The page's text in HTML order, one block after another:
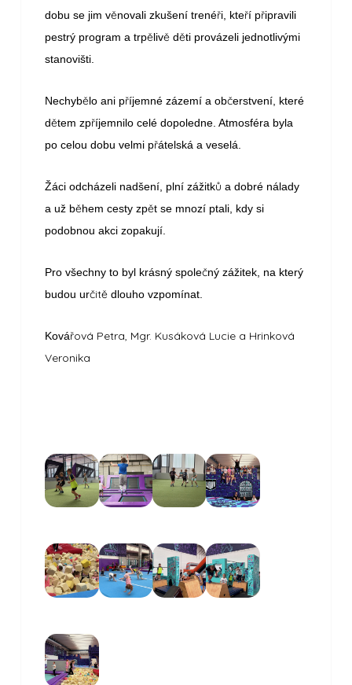
dobu se jim věnovali zkušení trenéři, kteří připravili
pestrý program a trpělivě děti provázeli jednotlivými
stanovišti.
Nechybělo ani příjemné zázemí a občerstvení, které
dětem zpříjemnilo celé dopoledne. Atmosféra byla
po celou dobu velmi přátelská a veselá.
Žáci odcházeli nadšení, plní zážitků a dobré nálady
a už během cesty zpět se mnozí ptali, kdy si
podobnou akci zopakují.
Pro všechny to byl krásný společný zážitek, na který
budou určitědlouho vzpomínat.
Kovářová Petra, Mgr. Kusáková Lucie a Hrinková
Veronika